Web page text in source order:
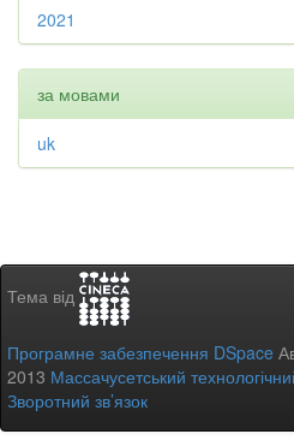
2021
за мовами
uk
Тема від
Програмне забезпечення DSpace
2013 Массачусетський
Зворотний зв’язок